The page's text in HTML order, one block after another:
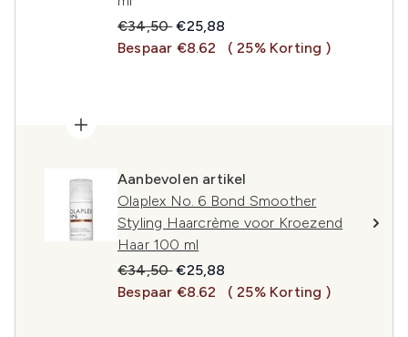
Recommended Retail Price:
€34,50Huidige prijs:
€25,88
Bespaar €8.62
( 25% Korting )
Aanbevolen artikel
Olaplex No. 6 Bond Smoother
Styling Haarcrème voor Kroezend
Haar 100 ml
Recommended Retail Price:
€34,50Huidige prijs:
€25,88
Bespaar €8.62
( 25% Korting )